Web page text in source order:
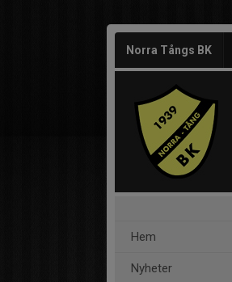
Norra Tångs BK
Hem
Nyheter